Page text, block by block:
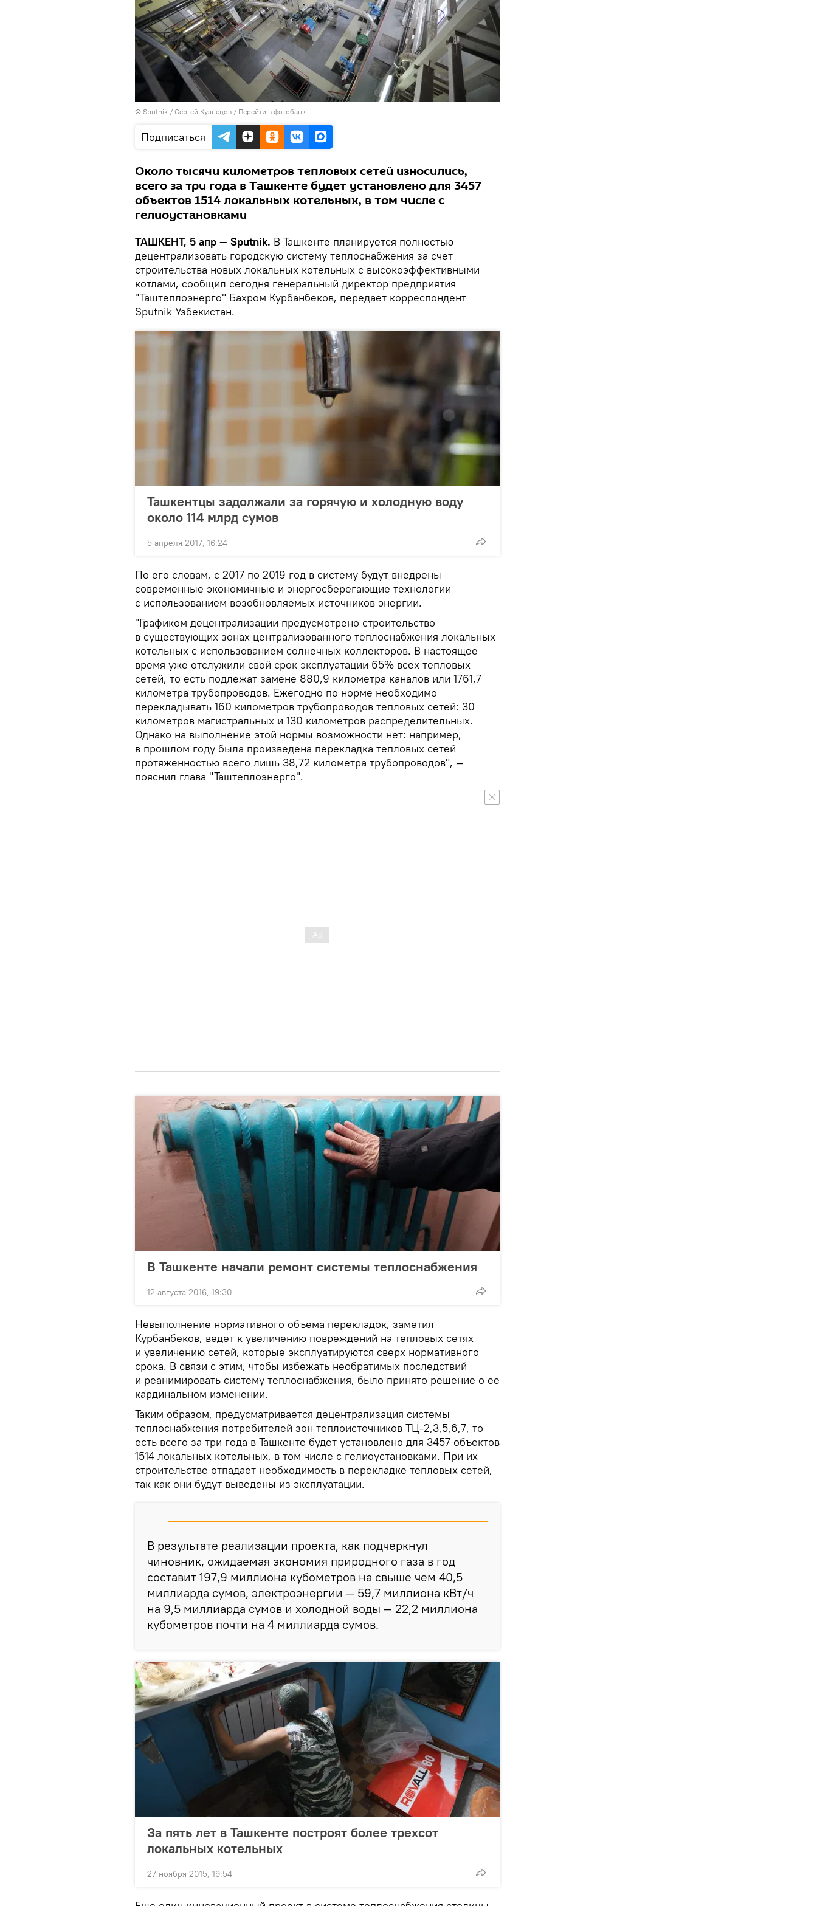
© Sputnik / Сергей Кузнецов / Перейти в фотобанк
Подписаться
Около тысячи километров тепловых сетей износились,
всего за три года в Ташкенте будет установлено для 3457
объектов 1514 локальных котельных, в том числе с
гелиоустановками
ТАШКЕНТ, 5 апр — Sputnik. В Ташкенте планируется полностью
децентрализовать городскую систему теплоснабжения за счет
строительства новых локальных котельных с высокоэффективными
котлами, сообщил сегодня генеральный директор предприятия
"Таштеплоэнерго" Бахром Курбанбеков, передает корреспондент
Sputnik Узбекистан.
Ташкентцы задолжали за горячую и холодную воду
около 114 млрд сумов
5 апреля 2017, 16:24
По его словам, с 2017 по 2019 год в систему будут внедрены
современные экономичные и энергосберегающие технологии
с использованием возобновляемых источников энергии.
"Графиком децентрализации предусмотрено строительство
в существующих зонах централизованного теплоснабжения локальных
котельных с использованием солнечных коллекторов. В настоящее
время уже отслужили свой срок эксплуатации 65% всех тепловых
сетей, то есть подлежат замене 880,9 километра каналов или 1761,7
километра трубопроводов. Ежегодно по норме необходимо
перекладывать 160 километров трубопроводов тепловых сетей: 30
километров магистральных и 130 километров распределительных.
Однако на выполнение этой нормы возможности нет: например,
в прошлом году была произведена перекладка тепловых сетей
протяженностью всего лишь 38,72 километра трубопроводов", —
пояснил глава "Таштеплоэнерго".
В Ташкенте начали ремонт системы теплоснабжения
12 августа 2016, 19:30
Невыполнение нормативного объема перекладок, заметил
Курбанбеков, ведет к увеличению повреждений на тепловых сетях
и увеличению сетей, которые эксплуатируются сверх нормативного
срока. В связи с этим, чтобы избежать необратимых последствий
и реанимировать систему теплоснабжения, было принято решение о ее
кардинальном изменении.
Таким образом, предусматривается децентрализация системы
теплоснабжения потребителей зон теплоисточников ТЦ-2,3,5,6,7, то
есть всего за три года в Ташкенте будет установлено для 3457 объектов
1514 локальных котельных, в том числе с гелиоустановками. При их
строительстве отпадает необходимость в перекладке тепловых сетей,
так как они будут выведены из эксплуатации.
В результате реализации проекта, как подчеркнул
чиновник, ожидаемая экономия природного газа в год
составит 197,9 миллиона кубометров на свыше чем 40,5
миллиарда сумов, электроэнергии — 59,7 миллиона кВт/ч
на 9,5 миллиарда сумов и холодной воды — 22,2 миллиона
кубометров почти на 4 миллиарда сумов.
За пять лет в Ташкенте построят более трехсот
локальных котельных
27 ноября 2015, 19:54